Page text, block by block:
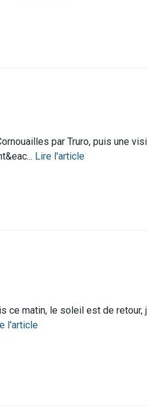
par Truro, puis une
Lire l'article
ce matin, le soleil est de
l'article